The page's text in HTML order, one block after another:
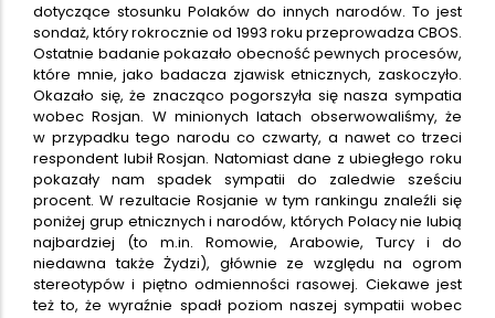
dotyczące stosunku Polaków do innych narodów. To jest
sondaż, który rokrocznie od 1993 roku przeprowadza CBOS.
Ostatnie badanie pokazało obecność pewnych procesów,
które mnie, jako badacza zjawisk etnicznych, zaskoczyło.
Okazało się, że znacząco pogorszyła się nasza sympatia
wobec Rosjan. W minionych latach obserwowaliśmy, że
w przypadku tego narodu co czwarty, a nawet co trzeci
respondent lubił Rosjan. Natomiast dane z ubiegłego roku
pokazały nam spadek sympatii do zaledwie sześciu
procent. W rezultacie Rosjanie w tym rankingu znaleźli się
poniżej grup etnicznych i narodów, których Polacy nie lubią
najbardziej (to m.in. Romowie, Arabowie, Turcy i do
niedawna także Żydzi), głównie ze względu na ogrom
stereotypów i piętno odmienności rasowej. Ciekawe jest
też to, że wyraźnie spadł poziom naszej sympatii wobec